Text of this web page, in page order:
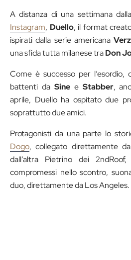
A distanza di una settimana dalla
Instagram, Duello, il format
ispirati dalla serie americana
una sfida tutta milanese traDon
Come è successo per l’esordio,
battenti da Sinee Stabber,
aprile, Duello ha ospitato due
soprattutto due amici.
Protagonisti da una parte lo
Dogo, collegato direttamente
dall’altra Pietrino dei
compromessi nello scontro,
duo, direttamente da Los Angeles.